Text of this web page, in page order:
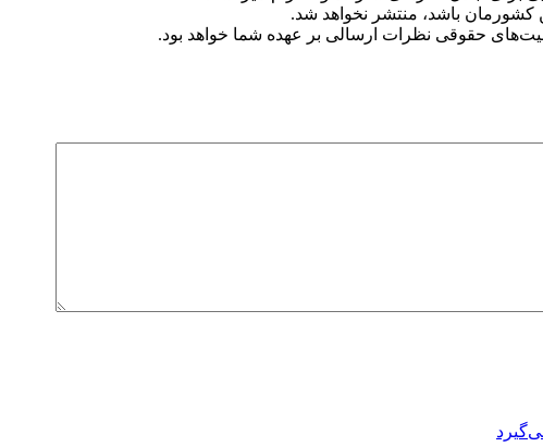
کشورمان باشد، منتشر نخواهد شد.
حقوقی نظرات ارسالی بر عهده شما خواهد بود.